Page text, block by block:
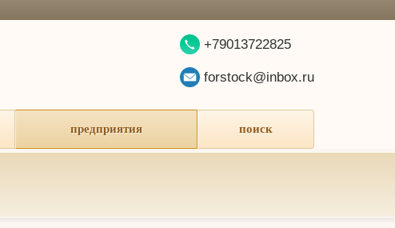
+79013722825
forstock@inbox.ru
предприятия поиск